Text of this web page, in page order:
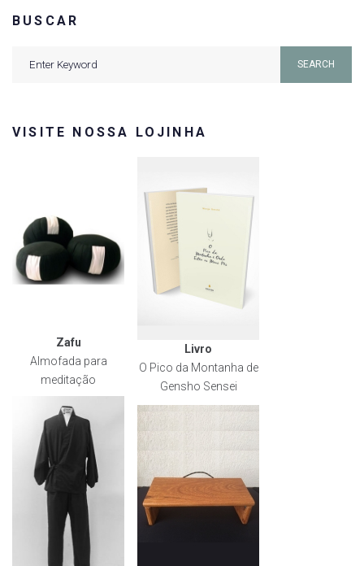
BUSCAR
SEARCH
VISITE NOSSA LOJINHA
Zafu
Almofada para
meditação
Livro
O Pico da Montanha de
Gensho Sensei